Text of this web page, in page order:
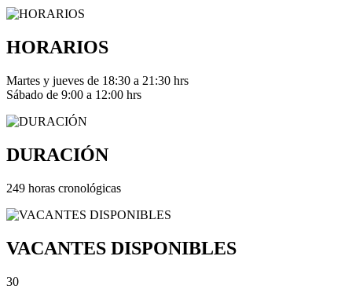
HORARIOS
Martes y jueves de 18:30 a 21:30 hrs
Sábado de 9:00 a 12:00 hrs
DURACIÓN
249 horas cronológicas
VACANTES DISPONIBLES
30